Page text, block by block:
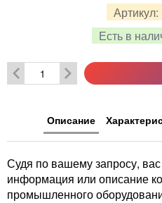
Артикул:
Есть в
Описание
Судя по вашему запросу, вас
информация или описание
промышленного